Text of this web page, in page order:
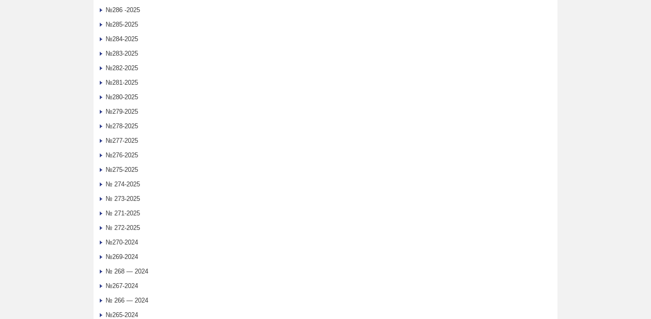
№286 -2025
№285-2025
№284-2025
№283-2025
№282-2025
№281-2025
№280-2025
№279-2025
№278-2025
№277-2025
№276-2025
№275-2025
№ 274-2025
№ 273-2025
№ 271-2025
№ 272-2025
№270-2024
№269-2024
№ 268 — 2024
№267-2024
№ 266 — 2024
№265-2024